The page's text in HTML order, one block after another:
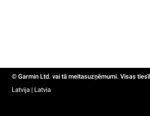
© Garmin Ltd. vai tā meitasuzņēmumi. Visas
Latvija | Latvia